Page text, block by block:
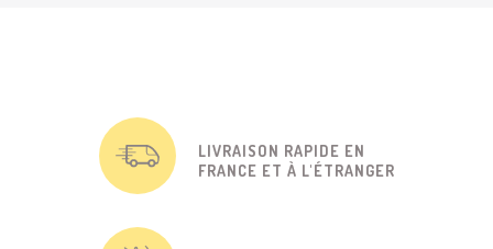
LIVRAISON RAPIDE EN
FRANCE ET À L'ÉTRANGER